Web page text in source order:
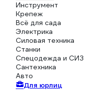
Инструмент
Крепеж
Всё для сада
Электрика
Силовая техника
Станки
Спецодежда и СИЗ
Сантехника
Авто
Для юрлиц